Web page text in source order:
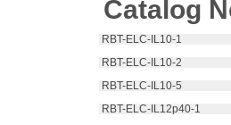
Catalog
RBT-ELC-IL10-1
RBT-ELC-IL10-2
RBT-ELC-IL10-5
RBT-ELC-IL12p40-1